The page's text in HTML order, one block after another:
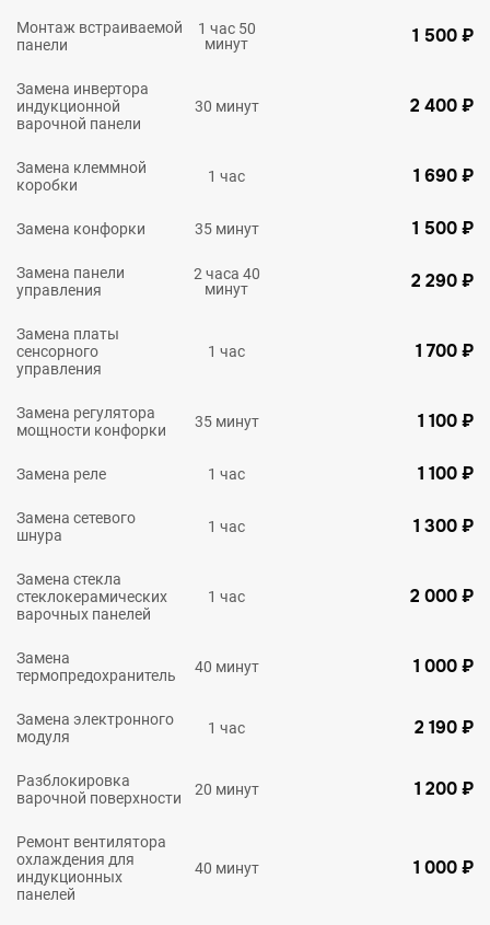
Монтаж встраиваемой
панели
1 час 50
минут
1 500 ₽
Замена инвертора
индукционной
варочной панели
30 минут 2 400 ₽
Замена клеммной
коробки
1 час 1 690 ₽
Замена конфорки 35 минут 1 500 ₽
Замена панели
управления
2 часа 40
минут
2 290 ₽
Замена платы
сенсорного
управления
1 час 1 700 ₽
Замена регулятора
мощности конфорки
35 минут 1 100 ₽
Замена реле 1 час 1 100 ₽
Замена сетевого
шнура
1 час 1 300 ₽
Замена стекла
стеклокерамических
варочных панелей
1 час 2 000 ₽
Замена
термопредохранитель
40 минут 1 000 ₽
Замена электронного
модуля
1 час 2 190 ₽
Разблокировка
варочной поверхности
20 минут 1 200 ₽
Ремонт вентилятора
охлаждения для
индукционных
панелей
40 минут 1 000 ₽